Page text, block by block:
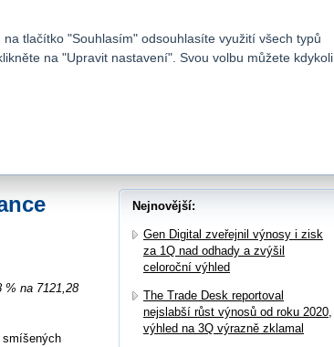
účty bez poplatků a
% na 7121,28
smíšených
Nejnovější:
Gen Digital zveřejnil výnosy i zisk
za 1Q nad odhady a zvýšil
celoroční výhled
The Trade Desk reportoval
nejslabší růst výnosů od roku 2020,
výhled na 3Q výrazně zklamal
tlačítko "Souhlasím" odsouhlasíte využití všech typů
na "Upravit nastavení". Svou volbu můžete kdykoli